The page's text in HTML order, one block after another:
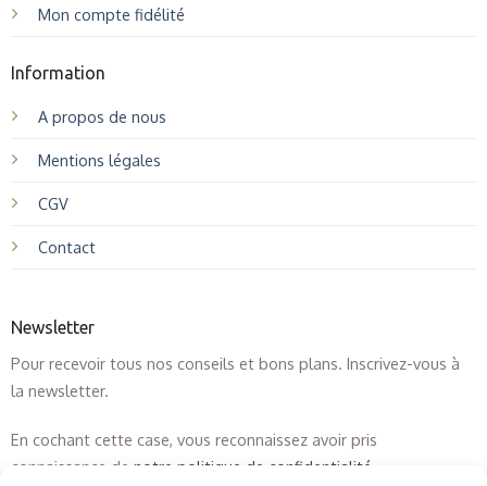
Mon compte fidélité
Information
A propos de nous
Mentions légales
CGV
Contact
Newsletter
Pour recevoir tous nos conseils et bons plans. Inscrivez-vous à
la newsletter.
En cochant cette case, vous reconnaissez avoir pris
connaissance de notre politique de confidentialité